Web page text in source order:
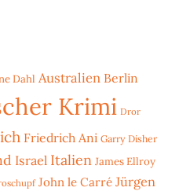
Dahl Australien Berlin
Krimi Dror
Friedrich Ani Garry Disher
Israel Italien James Ellroy
John le Carré Jürgen